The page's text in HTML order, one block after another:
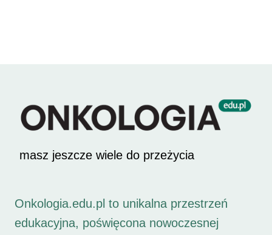
masz jeszcze wiele do przeżycia
Onkologia.edu.pl to unikalna przestrzeń
edukacyjna, poświęcona nowoczesnej